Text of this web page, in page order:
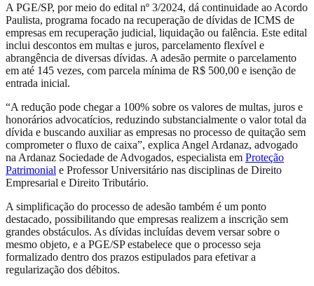
A PGE/SP, por meio do edital nº 3/2024, dá continuidade ao Acordo
Paulista, programa focado na recuperação de dívidas de ICMS de
empresas em recuperação judicial, liquidação ou falência. Este edital
inclui descontos em multas e juros, parcelamento flexível e
abrangência de diversas dívidas. A adesão permite o parcelamento
em até 145 vezes, com parcela mínima de R$ 500,00 e isenção de
entrada inicial.
“A redução pode chegar a 100% sobre os valores de multas, juros e
honorários advocatícios, reduzindo substancialmente o valor total da
dívida e buscando auxiliar as empresas no processo de quitação sem
comprometer o fluxo de caixa”, explica Angel Ardanaz, advogado
na Ardanaz Sociedade de Advogados, especialista em Proteção
Patrimonial e Professor Universitário nas disciplinas de Direito
Empresarial e Direito Tributário.
A simplificação do processo de adesão também é um ponto
destacado, possibilitando que empresas realizem a inscrição sem
grandes obstáculos. As dívidas incluídas devem versar sobre o
mesmo objeto, e a PGE/SP estabelece que o processo seja
formalizado dentro dos prazos estipulados para efetivar a
regularização dos débitos.